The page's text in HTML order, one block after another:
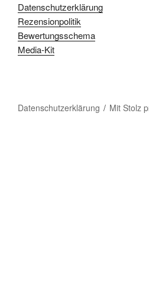
Datenschutzerklärung
Rezensionpolitik
Bewertungsschema
Media-Kit
Datenschutzerklärung Mit Stolz